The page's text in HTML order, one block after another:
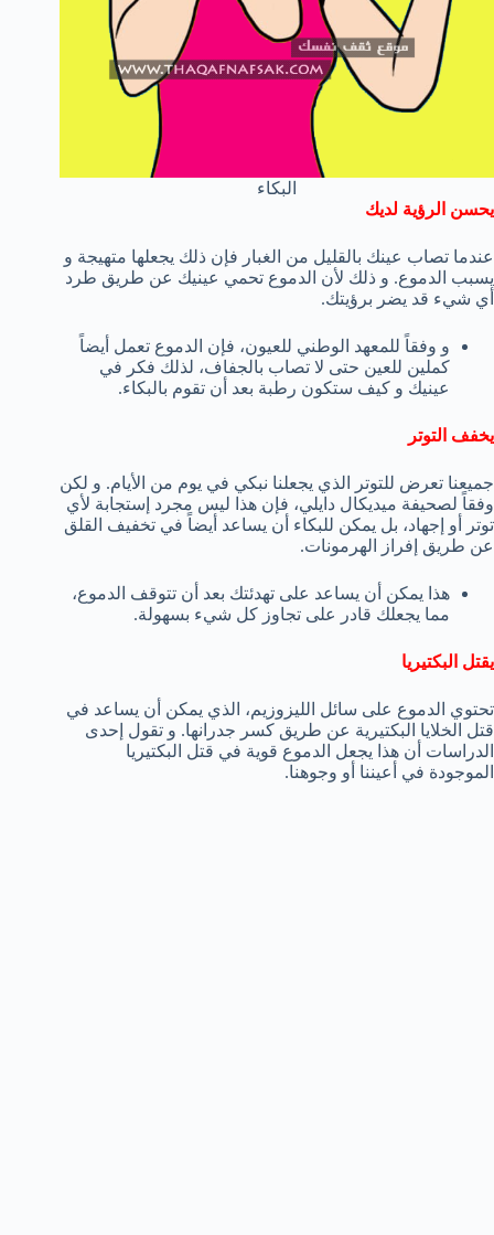
البكاء
يحسن الرؤية لديك
عندما تصاب عينك بالقليل من الغبار فإن ذلك يجعلها متهيجة و
يسبب الدموع. و ذلك لأن الدموع تحمي عينيك عن طريق طرد
أي شيء قد يضر برؤيتك.
و وفقاً للمعهد الوطني للعيون، فإن الدموع تعمل أيضاً
كملين للعين حتى لا تصاب بالجفاف، لذلك فكر في
عينيك و كيف ستكون رطبة بعد أن تقوم بالبكاء.
يخفف التوتر
جميعنا تعرض للتوتر الذي يجعلنا نبكي في يوم من الأيام. و لكن
وفقاً لصحيفة ميديكال دايلي، فإن هذا ليس مجرد إستجابة لأي
توتر أو إجهاد، بل يمكن للبكاء أن يساعد أيضاً في تخفيف القلق
عن طريق إفراز الهرمونات.
هذا يمكن أن يساعد على تهدئتك بعد أن تتوقف الدموع،
مما يجعلك قادر على تجاوز كل شيء بسهولة.
يقتل البكتيريا
تحتوي الدموع على سائل الليزوزيم، الذي يمكن أن يساعد في
قتل الخلايا البكتيرية عن طريق كسر جدرانها. و تقول إحدى
الدراسات أن هذا يجعل الدموع قوية في قتل البكتيريا
الموجودة في أعيننا أو وجوهنا.